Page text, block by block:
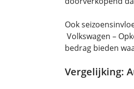
Ook
Volkswagen –
bedrag bieden
Vergelijking: